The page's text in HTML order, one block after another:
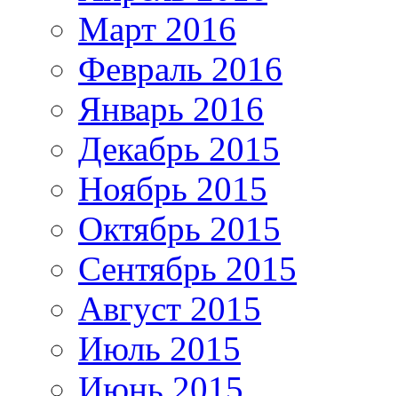
Март 2016
Февраль 2016
Январь 2016
Декабрь 2015
Ноябрь 2015
Октябрь 2015
Сентябрь 2015
Август 2015
Июль 2015